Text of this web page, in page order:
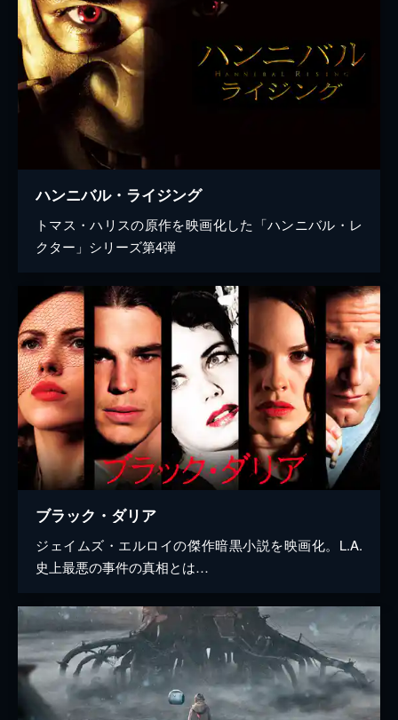
ハンニバル・ライジング
トマス・ハリスの原作を映画化した「ハンニバル・レ
クター」シリーズ第4弾
ブラック・ダリア
ジェイムズ・エルロイの傑作暗黒小説を映画化。L.A.
史上最悪の事件の真相とは…